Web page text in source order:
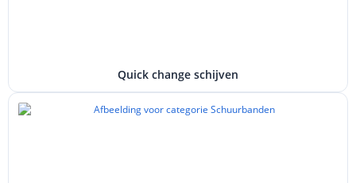
Quick change schijven